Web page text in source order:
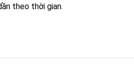
theo thời gian.